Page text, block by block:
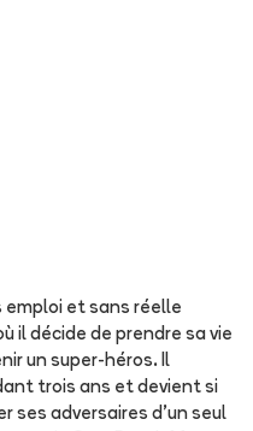
emploi et sans réelle
il décide de prendre sa vie
un super-héros. Il
trois ans et devient si
ses adversaires d'un seul